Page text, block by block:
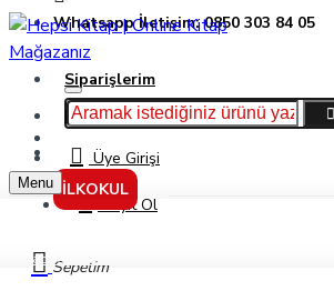
Whatsapp İletişim: 0850 303 84 05
Siparişlerim
Hakkımızda
İletişimÜye Girişi
Kayıt Ol
Sepetim
İLKOKUL
Menu
Stabilo Boss Fosforlu Kalem Yeşil